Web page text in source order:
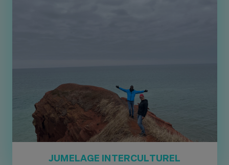
JUMELAGE INTERCULTUREL